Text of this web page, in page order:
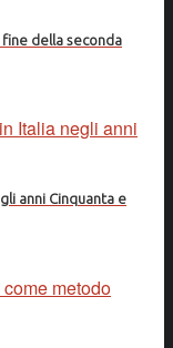
della seconda
anni Cinquanta e